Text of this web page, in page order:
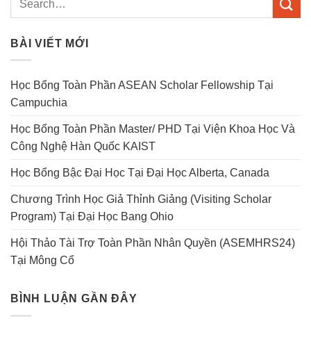
BÀI VIẾT MỚI
Học Bổng Toàn Phần ASEAN Scholar Fellowship Tại
Campuchia
Học Bổng Toàn Phần Master/ PHD Tại Viện Khoa Học Và
Công Nghệ Hàn Quốc KAIST
Học Bổng Bậc Đại Học Tại Đại Học Alberta, Canada
Chương Trình Học Giả Thỉnh Giảng (Visiting Scholar
Program) Tại Đại Học Bang Ohio
Hội Thảo Tài Trợ Toàn Phần Nhân Quyền (ASEMHRS24)
Tại Mông Cổ
BÌNH LUẬN GẦN ĐÂY